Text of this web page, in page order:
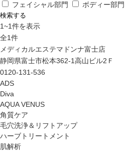
フェイシャル部門
ボディー部門
検索する
1~1件を表示
全1件
メディカルエステマドンナ富士店
静岡県富士市松本362-1高山ビル2Ｆ
0120-131-536
ADS
Diva
AQUA VENUS
角質ケア
毛穴洗浄＆リフトアップ
ハーブトリートメント
肌解析